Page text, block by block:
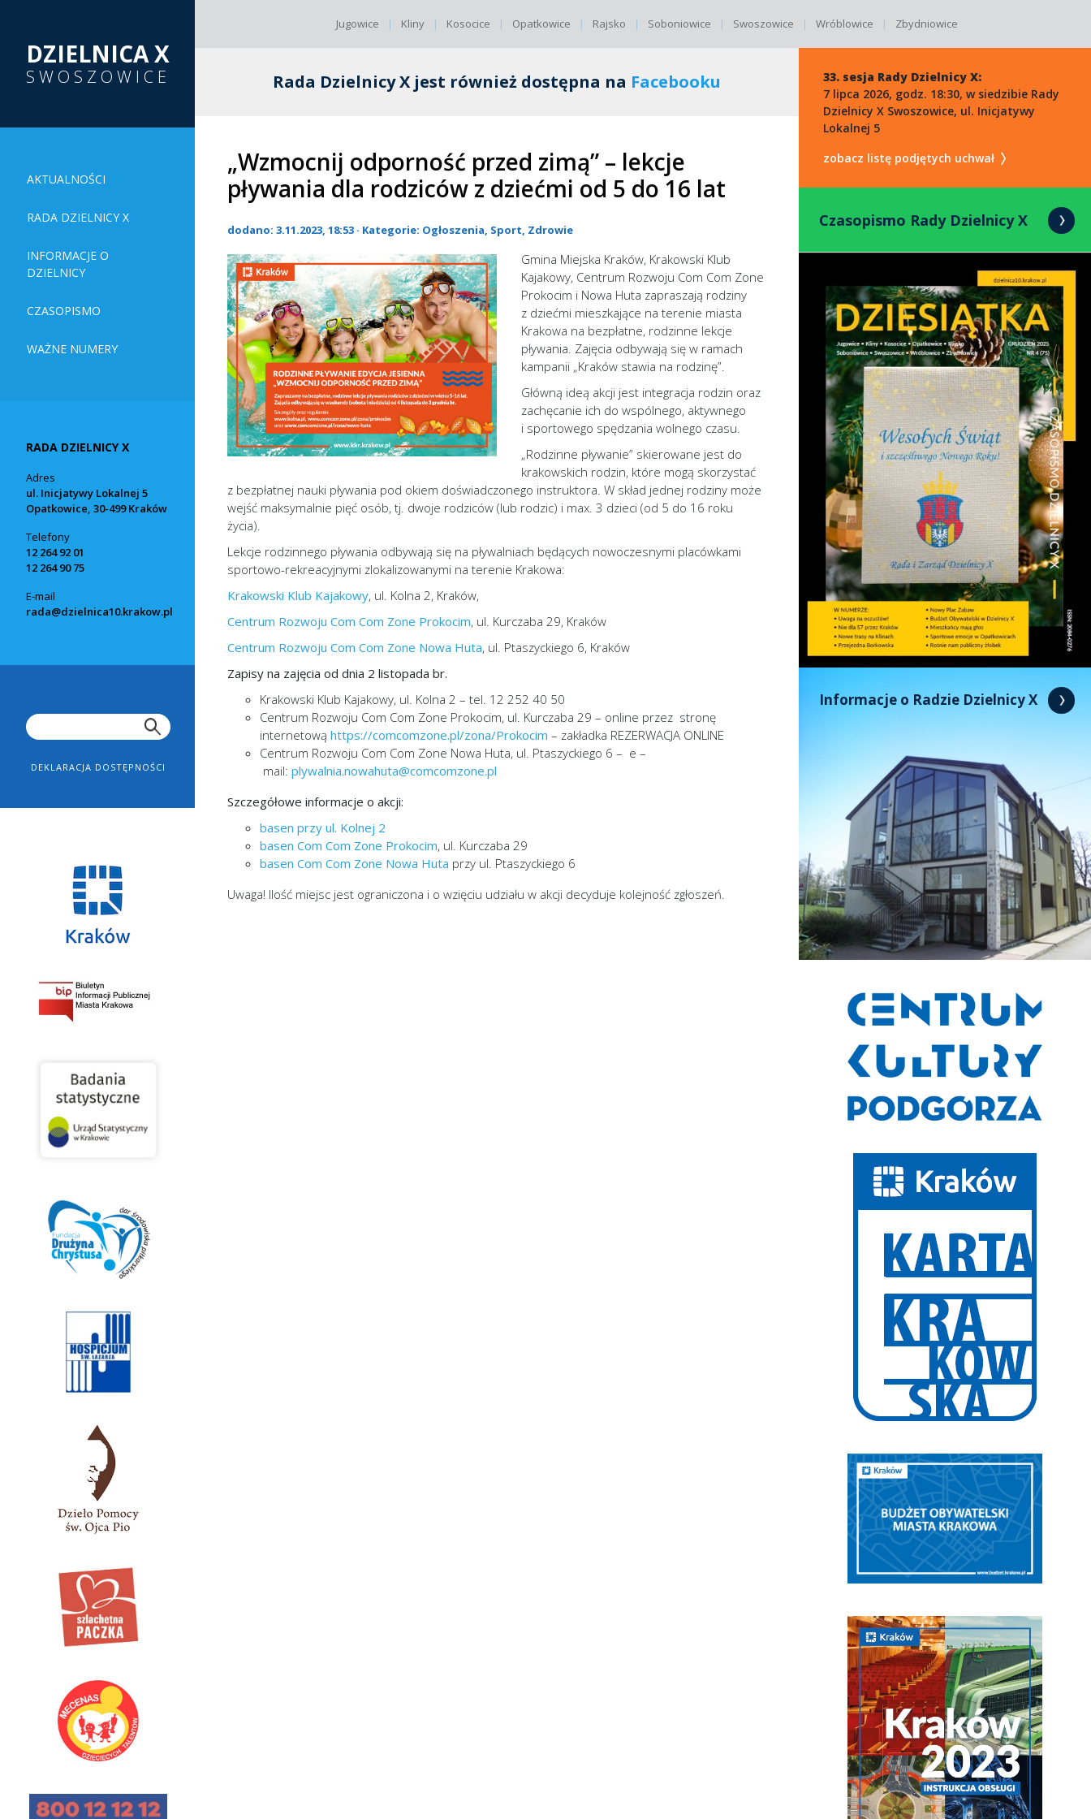
DZIELNICA X
SWOSZOWICE
AKTUALNOŚCI
RADA DZIELNICY X
INFORMACJE O
DZIELNICY
CZASOPISMO
WAŻNE NUMERY
RADA DZIELNICY X
Adres
ul. Inicjatywy Lokalnej 5
Opatkowice, 30-499 Kraków
Telefony
12 264 92 01
12 264 90 75
E-mail
rada@dzielnica10.krakow.pl
Pole wyszukiwania
DEKLARACJA DOSTĘPNOŚCI
Jugowice Kliny Kosocice Opatkowice Rajsko Soboniowice Swoszowice Wróblowice Zbydniowice
Rada Dzielnicy X jest również dostępna na Facebooku
„Wzmocnij odporność przed zimą” – lekcje
pływania dla rodziców z dziećmi od 5 do 16 lat
dodano: 3.11.2023, 18:53 · Kategorie: Ogłoszenia, Sport, Zdrowie
Gmina Miejska Kraków, Krakowski Klub
Kajakowy, Centrum Rozwoju Com Com Zone
Prokocim i Nowa Huta zapraszają rodziny
z dziećmi mieszkające na terenie miasta
Krakowa na bezpłatne, rodzinne lekcje
pływania. Zajęcia odbywają się w ramach
kampanii „Kraków stawia na rodzinę”.
Główną ideą akcji jest integracja rodzin oraz
zachęcanie ich do wspólnego, aktywnego
i sportowego spędzania wolnego czasu.
„Rodzinne pływanie” skierowane jest do
krakowskich rodzin, które mogą skorzystać
z bezpłatnej nauki pływania pod okiem doświadczonego instruktora. W skład jednej rodziny może
wejść maksymalnie pięć osób, tj. dwoje rodziców (lub rodzic) i max. 3 dzieci (od 5 do 16 roku
życia).
Lekcje rodzinnego pływania odbywają się na pływalniach będących nowoczesnymi placówkami
sportowo-rekreacyjnymi zlokalizowanymi na terenie Krakowa:
Krakowski Klub Kajakowy, ul. Kolna 2, Kraków,
Centrum Rozwoju Com Com Zone Prokocim, ul. Kurczaba 29, Kraków
Centrum Rozwoju Com Com Zone Nowa Huta, ul. Ptaszyckiego 6, Kraków
Zapisy na zajęcia od dnia 2 listopada br.
Krakowski Klub Kajakowy, ul. Kolna 2 – tel. 12 252 40 50
Centrum Rozwoju Com Com Zone Prokocim, ul. Kurczaba 29 – online przez stronę
internetową https://comcomzone.pl/zona/Prokocim – zakładka REZERWACJA ONLINE
Centrum Rozwoju Com Com Zone Nowa Huta, ul. Ptaszyckiego 6 – e –
mail: plywalnia.nowahuta@comcomzone.pl
Szczegółowe informacje o akcji:
basen przy ul. Kolnej 2
basen Com Com Zone Prokocim, ul. Kurczaba 29
basen Com Com Zone Nowa Huta przy ul. Ptaszyckiego 6
Uwaga! Ilość miejsc jest ograniczona i o wzięciu udziału w akcji decyduje kolejność zgłoszeń.
33. sesja Rady Dzielnicy X:
7 lipca 2026, godz. 18:30, w siedzibie Rady
Dzielnicy X Swoszowice, ul. Inicjatywy
Lokalnej 5
zobacz listę podjętych uchwał
Czasopismo Rady Dzielnicy X
Informacje o Radzie Dzielnicy X